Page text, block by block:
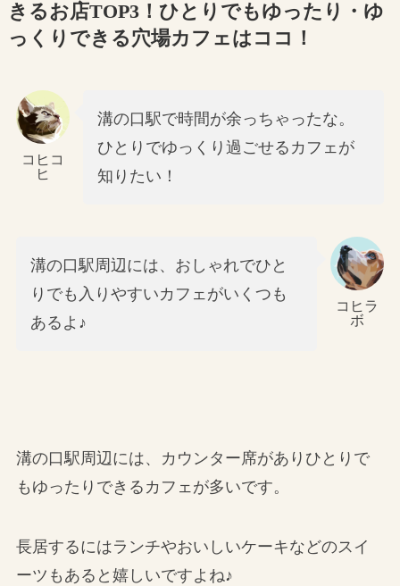
きるお店TOP3！ひとりでもゆったり・ゆ
っくりできる穴場カフェはココ！
コヒコ
ヒ
溝の口駅で時間が余っちゃったな。
ひとりでゆっくり過ごせるカフェが
知りたい！
コヒラ
ボ
溝の口駅周辺には、おしゃれでひと
りでも入りやすいカフェがいくつも
あるよ♪
溝の口駅周辺には、カウンター席がありひとりで
もゆったりできるカフェが多いです。
長居するにはランチやおいしいケーキなどのスイ
ーツもあると嬉しいですよね♪